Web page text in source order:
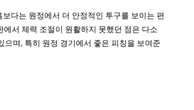
다는 원정에서 더 안정적인 투구를 보이는 편
서 체력 조절이 원활하지 못했던 점은 다소
며, 특히 원정 경기에서 좋은 피칭을 보여준